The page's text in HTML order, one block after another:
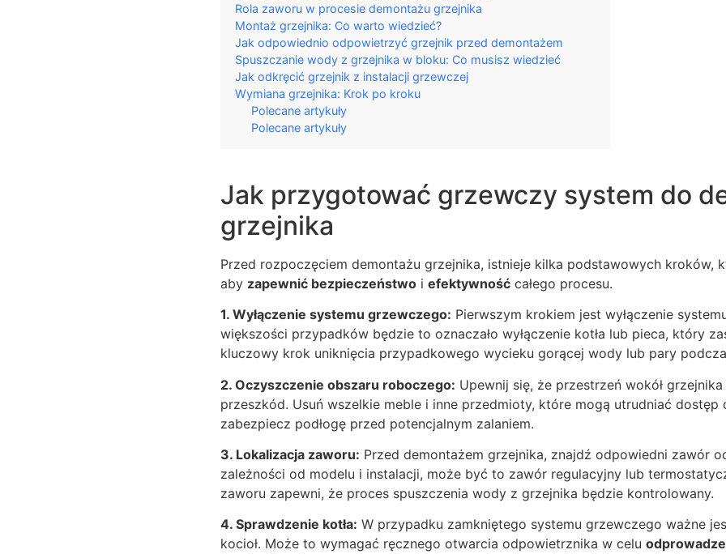
Rola zaworu w procesie demontażu grzejnika
Montaż grzejnika: Co warto wiedzieć?
Jak odpowiednio odpowietrzyć grzejnik przed demontażem
Spuszczanie wody z grzejnika w bloku: Co musisz wiedzieć
Jak odkręcić grzejnik z instalacji grzewczej
Wymiana grzejnika: Krok po kroku
Polecane artykuły
Polecane artykuły
Jak przygotować grzewczy system do
grzejnika
Przed rozpoczęciem demontażu grzejnika, istnieje kilka podstawowych kroków,
aby zapewnić bezpieczeństwo i efektywność całego procesu.
1. Wyłączenie systemu grzewczego: Pierwszym krokiem jest wyłączenie
większości przypadków będzie to oznaczało wyłączenie kotła lub pieca, który
kluczowy krok uniknięcia przypadkowego wycieku gorącej wody lub pary
2. Oczyszczenie obszaru roboczego: Upewnij się, że przestrzeń wokół
przeszkód. Usuń wszelkie meble i inne przedmioty, które mogą utrudniać dostęp
zabezpiecz podłogę przed potencjalnym zalaniem.
3. Lokalizacja zaworu: Przed demontażem grzejnika, znajdź odpowiedni zawór
zależności od modelu i instalacji, może być to zawór regulacyjny lub
zaworu zapewni, że proces spuszczenia wody z grzejnika będzie kontrolowany.
4. Sprawdzenie kotła: W przypadku zamkniętego systemu grzewczego ważne
kocioł. Może to wymagać ręcznego otwarcia odpowietrznika w celu